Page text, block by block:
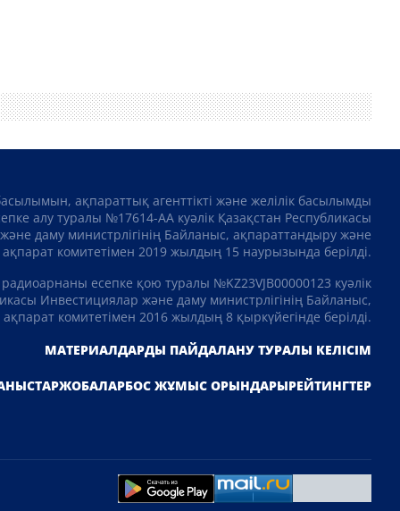
ақпараттық агенттікті және желілік басылымды
алу туралы №17614-АА куәлік Қазақстан Республикасы
даму министрлігінің Байланыс, ақпараттандыру және
ақпарат комитетімен 2019 жылдың 15 наурызында берілді.
есепке қою туралы №KZ23VJB00000123 куәлік
Инвестициялар және даму министрлігінің Байланыс,
комитетімен 2016 жылдың 8 қыркүйегінде берілді.
МАТЕРИАЛДАРДЫ ПАЙДАЛАНУ ТУРАЛЫ КЕЛІСІМ
ЖОБАЛАРБОС ЖҰМЫС ОРЫНДАРЫРЕЙТИНГТЕР